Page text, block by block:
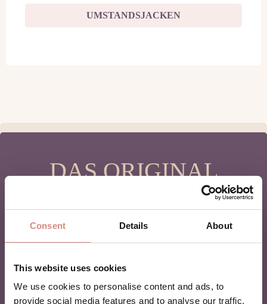
Consent Details About
This website uses cookies
We use cookies to personalise content and ads, to
provide social media features and to analyse our traffic.
UMSTANDSJACKEN
DAS ORIGINAL
Unsere Tragejacken basieren auf über
20 Jahren
Erfahrung, viel Fachwissen – und dem Wunsch,
Vicki, die Gründerin von mamalila, hat die erste
Tragejacke entwickelt, als sie selbst Mama wurde: Sie
wollte ihr Baby tragen und dabei gut und wetterfest